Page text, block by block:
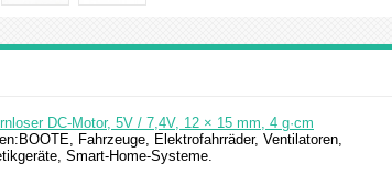
DC-Motor, 5V / 7,4V, 12 × 15 mm, 4 g·cm
Fahrzeuge, Elektrofahrräder, Ventilatoren,
Smart-Home-Systeme.